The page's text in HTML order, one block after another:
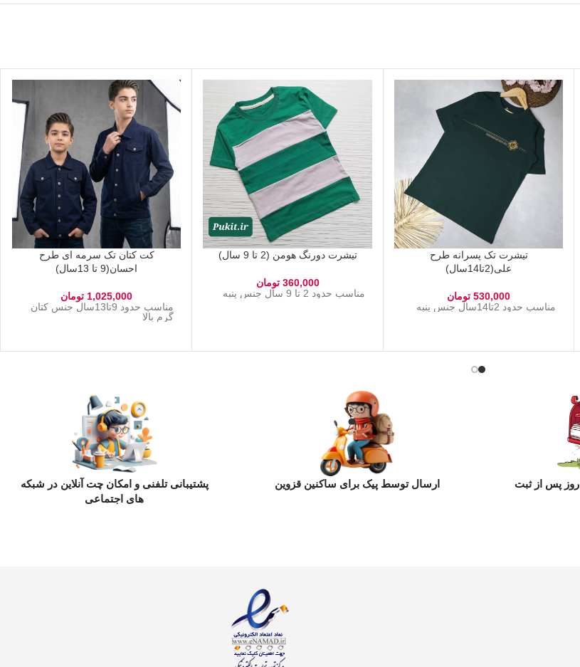
تیشرت تک پسرانه طرح
علی(2تا14سال)
530,000 تومان
مناسب حدود 2تا14سال جنس پنبه
تیشرت دورنگ هومن (2 تا 9 سال)
360,000 تومان
مناسب حدود 2 تا 9 سال جنس پنبه
کت کتان تک سرمه ای طرح
احسان(9 تا 13سال)
1,025,000 تومان
مناسب حدود 9تا13سال جنس کتان
گرم بالا
ارسال با پست پیشتاز 2 روز پس از ثبت
ارسال توسط پیک برای ساکنین قزوین
پشتیبانی تلفنی و امکان چت آنلاین در شبکه
های اجتماعی